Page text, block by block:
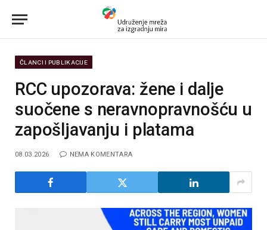
ČLANCI I PUBLIKACIJE
RCC upozorava: žene i dalje
suočene s neravnopravnošću u
zapošljavanju i platama
08.03.2026 NEMA KOMENTARA